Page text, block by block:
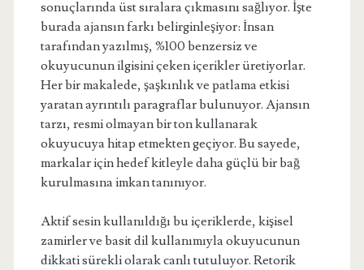
sonuçlarında üst sıralara çıkmasını sağlıyor. İşte
burada ajansın farkı belirginleşiyor: İnsan
tarafından yazılmış, %100 benzersiz ve
okuyucunun ilgisini çeken içerikler üretiyorlar.
Her bir makalede, şaşkınlık ve patlama etkisi
yaratan ayrıntılı paragraflar bulunuyor. Ajansın
tarzı, resmi olmayan bir ton kullanarak
okuyucuya hitap etmekten geçiyor. Bu sayede,
markalar için hedef kitleyle daha güçlü bir bağ
kurulmasına imkan tanınıyor.
Aktif sesin kullanıldığı bu içeriklerde, kişisel
zamirler ve basit dil kullanımıyla okuyucunun
dikkati sürekli olarak canlı tutuluyor. Retorik